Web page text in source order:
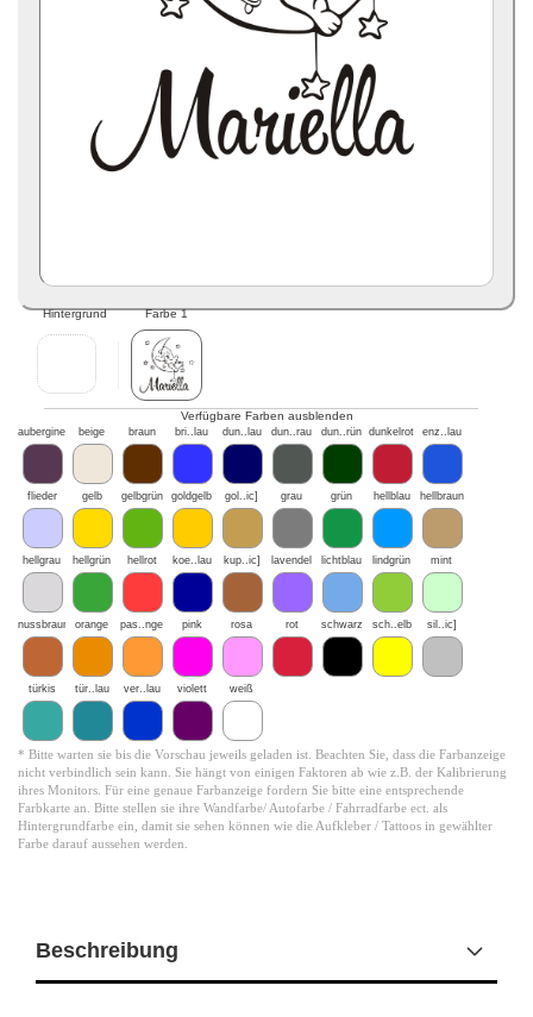
Hintergrund Farbe 1
Verfügbare Farben ausblenden
aubergine beige braun bri..lau dun..lau dun..rau dun..rün dunkelrot enz..lau
flieder gelb gelbgrün goldgelb gol..ic] grau grün hellblau hellbraun
hellgrau hellgrün hellrot koe..lau kup..ic] lavendel lichtblau lindgrün mint
nussbraun orange pas..nge pink rosa rot schwarz sch..elb sil..ic]
türkis tür..lau ver..lau violett weiß
* Bitte warten sie bis die Vorschau jeweils geladen ist. Beachten Sie, dass die Farbanzeige
nicht verbindlich sein kann. Sie hängt von einigen Faktoren ab wie z.B. der Kalibrierung
ihres Monitors. Für eine genaue Farbanzeige fordern Sie bitte eine entsprechende
Farbkarte an. Bitte stellen sie ihre Wandfarbe/ Autofarbe / Fahrradfarbe ect. als
Hintergrundfarbe ein, damit sie sehen können wie die Aufkleber / Tattoos in gewählter
Farbe darauf aussehen werden.
Beschreibung